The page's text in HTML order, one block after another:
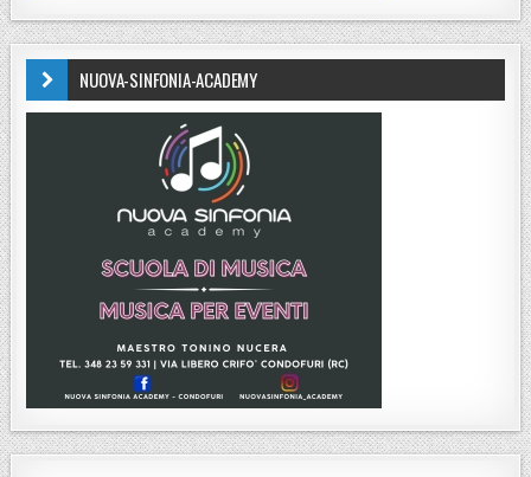
NUOVA-SINFONIA-ACADEMY